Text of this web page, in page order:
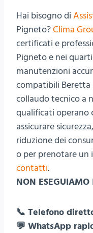
Hai bisogno di
Pigneto?Clima
certificati e
Pigneto e nei
manutenzioni
compatibili Beretta
collaudo tecnico a
qualificati operano
assicurare
riduzione dei
o per prenotare un
contatti.
NON
📞 Telefono
💬 WhatsApp